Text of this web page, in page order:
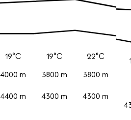
19°C
4000 m
4400 m
19°C
3800 m
4300 m
22°C
3800 m
4300 m